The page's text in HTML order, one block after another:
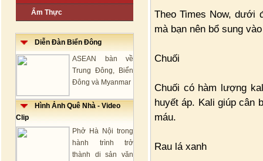
Ẩm Thực
Diễn Đàn Biển Đông
ASEAN bàn về
Trung Đông, Biển
Đông và Myanmar
Hình Ảnh Quê Nhà - Video
Clip
Phở Hà Nội trong
hành trình trở
thành di sản văn
Theo Times Now, dưới
mà bạn nên bổ sung
Chuối
Chuối có hàm lượng
huyết áp. Kali giúp cân
máu.
Rau lá xanh